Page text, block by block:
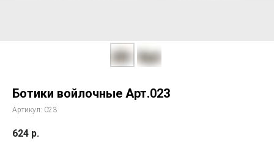
Ботики войлочные Арт.023
Артикул: 023
624 р.